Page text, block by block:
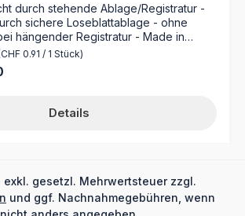
durch stehende Ablage/Registratur -
sichere Loseblattablage - ohne
hängender Registratur - Made in
zuverlässiger Partner für die perfekte
Dokumente. Hergestellt aus
erstklassige Langlebigkeit, sondern
Platzsparpotential. Mit einer Kapazität
ihr Inhalt. Der sich auf der Mappe
ermöglicht Ihnen eine
Ihrer Dokumente. Kombiniert mit
0.91 / 1 Stück)
Details
exkl. gesetzl. Mehrwertsteuer zzgl.
und ggf. Nachnahmegebühren, wenn